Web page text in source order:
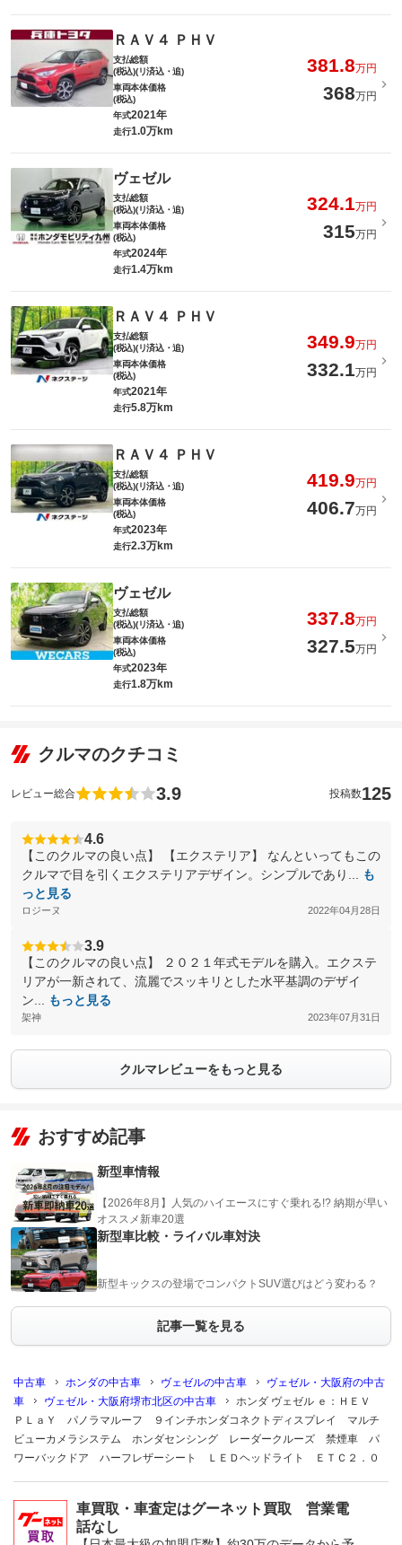
ＲＡＶ４ ＰＨＶ
支払総額
(税込)(リ済込・追)
381.8万円
車両本体価格
(税込)
368万円
年式2021年
走行1.0万km
ヴェゼル
支払総額
(税込)(リ済込・追)
324.1万円
車両本体価格
(税込)
315万円
年式2024年
走行1.4万km
ＲＡＶ４ ＰＨＶ
支払総額
(税込)(リ済込・追)
349.9万円
車両本体価格
(税込)
332.1万円
年式2021年
走行5.8万km
ＲＡＶ４ ＰＨＶ
支払総額
(税込)(リ済込・追)
419.9万円
車両本体価格
(税込)
406.7万円
年式2023年
走行2.3万km
ヴェゼル
支払総額
(税込)(リ済込・追)
337.8万円
車両本体価格
(税込)
327.5万円
年式2023年
走行1.8万km
クルマのクチコミ
レビュー総合 3.9 投稿数125
4.6
【このクルマの良い点】 【エクステリア】 なんといってもこの
クルマで目を引くエクステリアデザイン。シンプルであり...
も
っと見る
ロジーヌ 2022年04月28日
3.9
【このクルマの良い点】 ２０２１年式モデルを購入。エクステ
リアが一新されて、流麗でスッキリとした水平基調のデザイ
ン...
もっと見る
架神 2023年07月31日
クルマレビューをもっと見る
おすすめ記事
新型車情報
【2026年8月】人気のハイエースにすぐ乗れる!? 納期が早い
オススメ新車20選
新型車比較・ライバル車対決
新型キックスの登場でコンパクトSUV選びはどう変わる？
記事一覧を見る
中古車 ホンダの中古車 ヴェゼルの中古車
ヴェゼル・大阪府の中古
車
ヴェゼル・大阪府堺市北区の中古車
ホンダ ヴェゼル ｅ：ＨＥＶ
ＰＬａＹ パノラマルーフ ９インチホンダコネクトディスプレイ マルチ
ビューカメラシステム ホンダセンシング レーダークルーズ 禁煙車 パ
ワーバックドア ハーフレザーシート ＬＥＤヘッドライト ＥＴＣ２．０
車買取・車査定はグーネット買取 営業電
話なし